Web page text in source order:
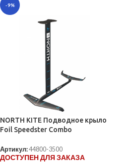
-9%
NORTH KITE Подводное крыло
Foil Speedster Combo
Артикул:44800-3500
ДОСТУПЕН ДЛЯ ЗАКАЗА